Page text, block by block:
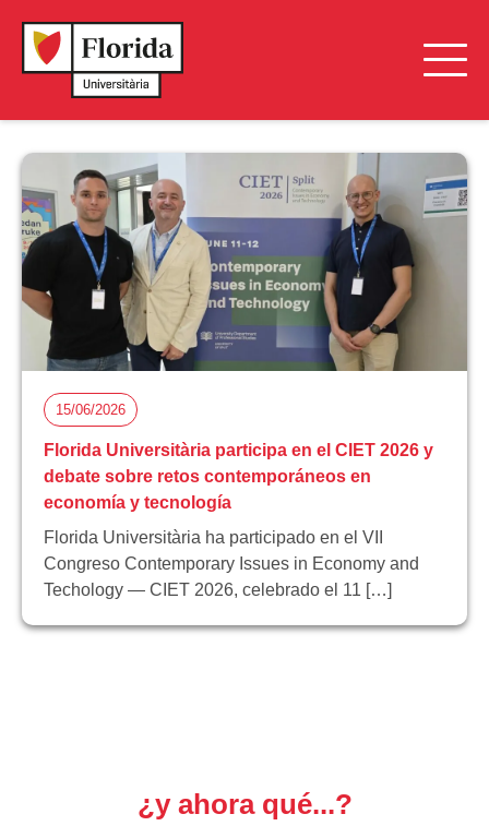
15/06/2026
Florida Universitària participa en el CIET 2026 y
debate sobre retos contemporáneos en
economía y tecnología
Florida Universitària ha participado en el VII
Congreso Contemporary Issues in Economy and
Techology — CIET 2026, celebrado el 11 […]
¿y ahora qué...?